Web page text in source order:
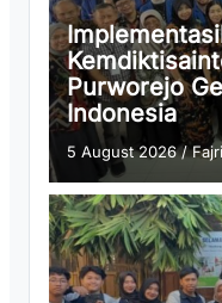
Purworejo
Indonesia
5 August 2026/